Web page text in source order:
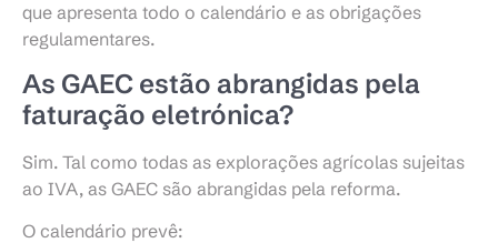
que apresenta todo o calendário e as obrigações
regulamentares.
As GAEC estão abrangidas pela
faturação eletrónica?
Sim. Tal como todas as explorações agrícolas sujeitas
ao IVA, as GAEC são abrangidas pela reforma.
O calendário prevê: